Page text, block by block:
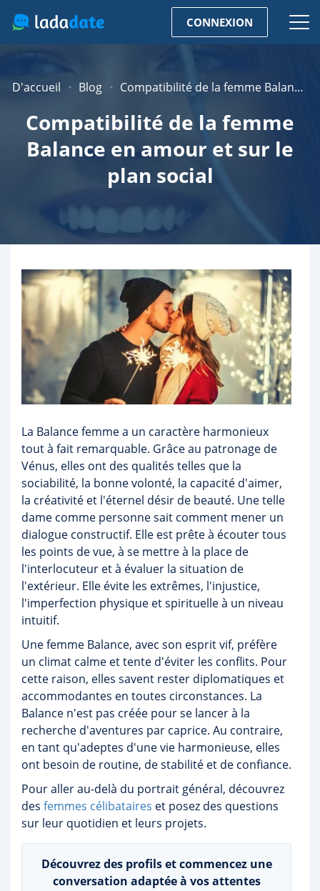
CONNEXION
D'accueil Blog Compatibilité de la femme Balance en amour et sur le plan social
Compatibilité de la femme
Balance en amour et sur le
plan social
La Balance femme a un caractère harmonieux
tout à fait remarquable. Grâce au patronage de
Vénus, elles ont des qualités telles que la
sociabilité, la bonne volonté, la capacité d'aimer,
la créativité et l'éternel désir de beauté. Une telle
dame comme personne sait comment mener un
dialogue constructif. Elle est prête à écouter tous
les points de vue, à se mettre à la place de
l'interlocuteur et à évaluer la situation de
l'extérieur. Elle évite les extrêmes, l'injustice,
l'imperfection physique et spirituelle à un niveau
intuitif.
Une femme Balance, avec son esprit vif, préfère
un climat calme et tente d'éviter les conflits. Pour
cette raison, elles savent rester diplomatiques et
accommodantes en toutes circonstances. La
Balance n'est pas créée pour se lancer à la
recherche d'aventures par caprice. Au contraire,
en tant qu'adeptes d'une vie harmonieuse, elles
ont besoin de routine, de stabilité et de confiance.
Pour aller au-delà du portrait général, découvrez
des femmes célibataires et posez des questions
sur leur quotidien et leurs projets.
Découvrez des profils et commencez une
conversation adaptée à vos attentes